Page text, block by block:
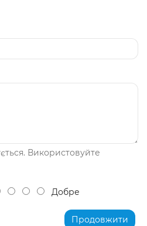
Використовуйте
Добре
Продовжити